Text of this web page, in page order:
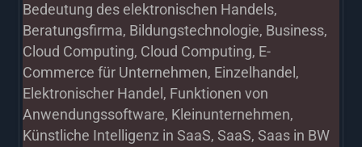
Bedeutung des elektronischen Handels,
Beratungsfirma, Bildungstechnologie, Business,
Cloud Computing, Cloud Computing, E-
Commerce für Unternehmen, Einzelhandel ,
Elektronischer Handel , Funktionen von
Anwendungssoftware, Kleinunternehmen,
Künstliche Intelligenz in SaaS,SaaS,Saas in BW